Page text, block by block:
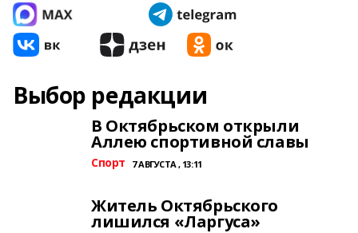
Выбор редакции
В Октябрьском открыли
Аллею спортивной славы
Спорт 7 АВГУСТА , 13:11
Житель Октябрьского
лишился «Ларгуса»